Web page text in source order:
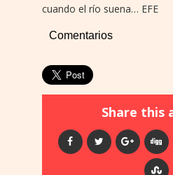
cuando el río suena… EFE
Comentarios
Share this